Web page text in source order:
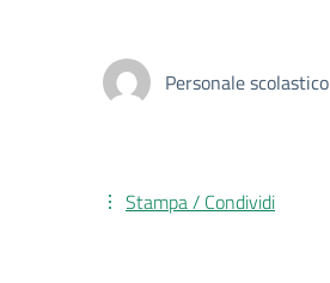
Personale scolastico
Stampa / Condividi